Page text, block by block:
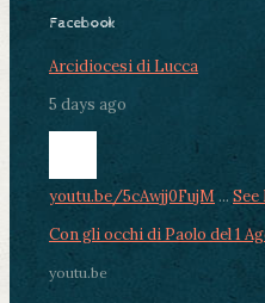
Facebook
Arcidiocesi di Lucca
5 days ago
youtu.be/5cAwjj0FujM ...
Con gli occhi di Paolo del 1
youtu.be